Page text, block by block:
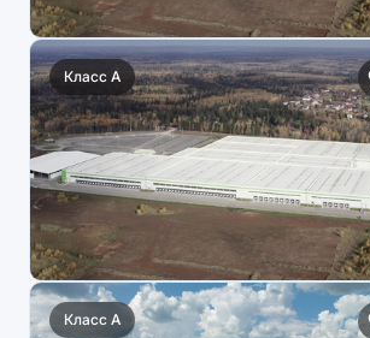
Класс A
Класс A